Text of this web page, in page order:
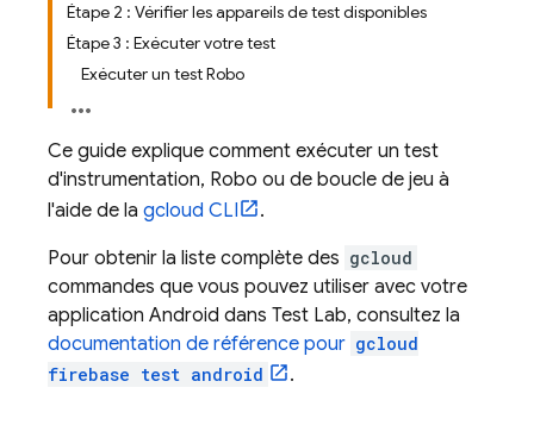
Étape 2 : Vérifier les appareils de test disponibles
Étape 3 : Exécuter votre test
Exécuter un test Robo
Ce guide explique comment exécuter un test
d'instrumentation, Robo ou de boucle de jeu à
l'aide de la gcloud CLI
.
Pour obtenir la liste complète des gcloud
commandes que vous pouvez utiliser avec votre
application Android dans Test Lab, consultez la
documentation de référence pour gcloud
firebase test android
.